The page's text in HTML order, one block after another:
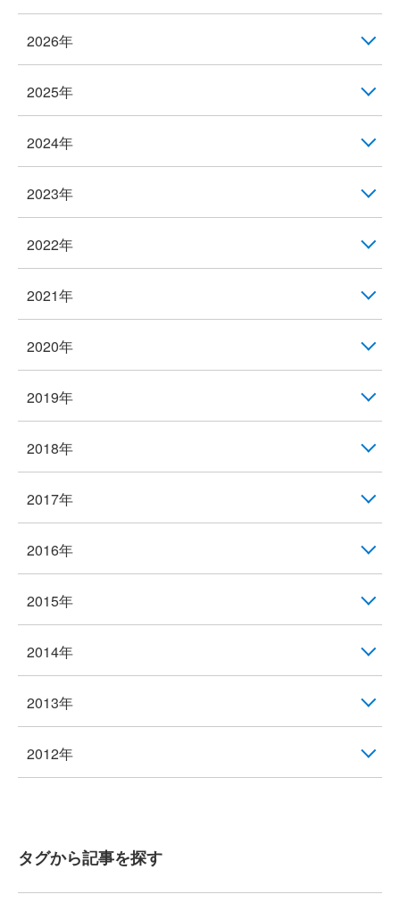
2026年
2025年
2024年
2023年
2022年
2021年
2020年
2019年
2018年
2017年
2016年
2015年
2014年
2013年
2012年
タグから記事を探す